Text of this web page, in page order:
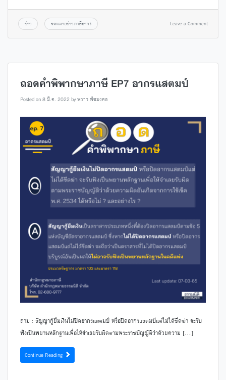
ข่าว จดหมายข่าวภาษีอากร Leave a Comment
ถอดคำพิพากษาภาษี EP7 อากรแสตมป์
Posted on8 มี.ค. 2022 byพราว พืชมงคล
ถาม : สัญญากู้ยืมเงินไม่ปิดอากรแสตมป์ หรือปิดอากรแสตมป์แต่ไม่ได้ขีดฆ่า จะรับ
ฟังเป็นพยานหลักฐานเพื่อให้จำเลยรับผิดตามพระราชบัญญัติว่าด้วยความ […]
Continue Reading